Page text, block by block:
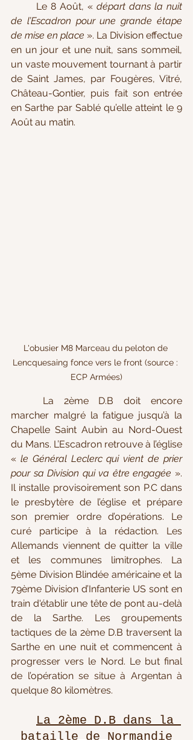
	Le 8 Août, «
départ dans la nuit
de l’Escadron pour une grande étape
de mise en place ». La Division effectue
en un jour et une nuit, sans sommeil,
un vaste mouvement tournant à partir
de Saint James, par Fougères, Vitré,
Château-Gontier, puis fait son entrée
en Sarthe par Sablé qu’elle atteint le 9
Août au matin.
L'obusier M8 Marceau du peloton de
Lencquesaing fonce vers le front (source :
ECP Armées)
marcher malgré la fatigue jusqu’à la
Chapelle Saint Aubin au Nord-Ouest
du Mans. L’Escadron retrouve à l’église
« le Général Leclerc qui vient de prier
pour sa Division qui va être engagée ».
Il installe provisoirement son P.C dans
le presbytère de l’église et prépare
son premier ordre d’opérations. Le
curé participe à la rédaction. Les
Allemands viennent de quitter la ville
et les communes limitrophes. La
5ème Division Blindée américaine et la
79ème Division d’Infanterie US sont en
train d'établir une tête de pont au-delà
de la Sarthe. Les groupements
tactiques de la 2ème D.B traversent la
Sarthe en une nuit et commencent à
progresser vers le Nord. Le but final
de l’opération se situe à Argentan à
quelque 80 kilomètres.
La 2ème D.B dans la
bataille de Normandie